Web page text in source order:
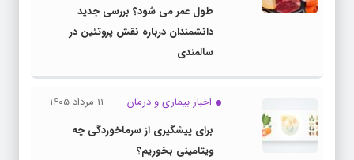
طول عمر می شود؟ بررسی جدید
دانشمندان درباره نقش پروتئین در
سالمندی
اخبار بیماری و درمان
۱۱ مرداد ۱۴۰۵
برای پیشگیری از سرماخوردگی چه
ویتامینی بخوریم؟